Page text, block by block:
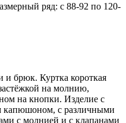
ряд: с 88-92 по 120-
и брюк. Куртка короткая
на молнию,
на кнопки. Изделие с
капюшоном, с различными
с молнией и с клапанами